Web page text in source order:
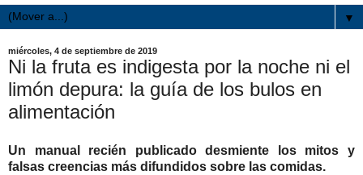
▼
miércoles, 4 de septiembre de 2019
Ni la fruta es indigesta por la noche ni el
limón depura: la guía de los bulos en
alimentación
Un manual recién publicado desmiente los mitos y
falsas creencias más difundidos sobre las comidas.